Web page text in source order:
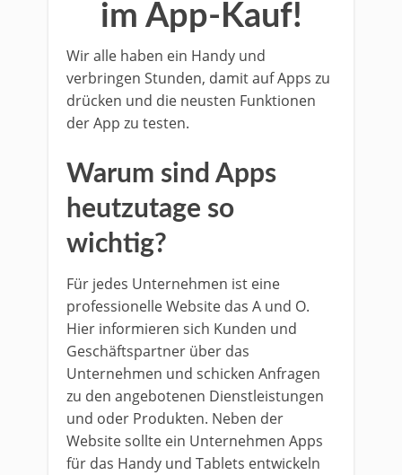
im App-Kauf!
Wir alle haben ein Handy und
verbringen Stunden, damit auf Apps zu
drücken und die neusten Funktionen
der App zu testen.
Warum sind Apps
heutzutage so
wichtig?
Für jedes Unternehmen ist eine
professionelle Website das A und O.
Hier informieren sich Kunden und
Geschäftspartner über das
Unternehmen und schicken Anfragen
zu den angebotenen Dienstleistungen
und oder Produkten. Neben der
Website sollte ein Unternehmen Apps
für das Handy und Tablets entwickeln